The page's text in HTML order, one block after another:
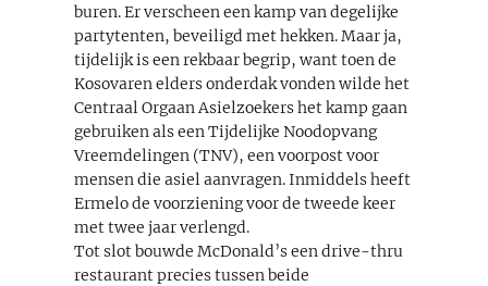
buren. Er verscheen een kamp van degelijke
partytenten, beveiligd met hekken. Maar ja,
tijdelijk is een rekbaar begrip, want toen de
Kosovaren elders onderdak vonden wilde het
Centraal Orgaan Asielzoekers het kamp gaan
gebruiken als een Tijdelijke Noodopvang
Vreemdelingen (TNV), een voorpost voor
mensen die asiel aanvragen. Inmiddels heeft
Ermelo de voorziening voor de tweede keer
met twee jaar verlengd.
Tot slot bouwde McDonald’s een drive-thru
restaurant precies tussen beide